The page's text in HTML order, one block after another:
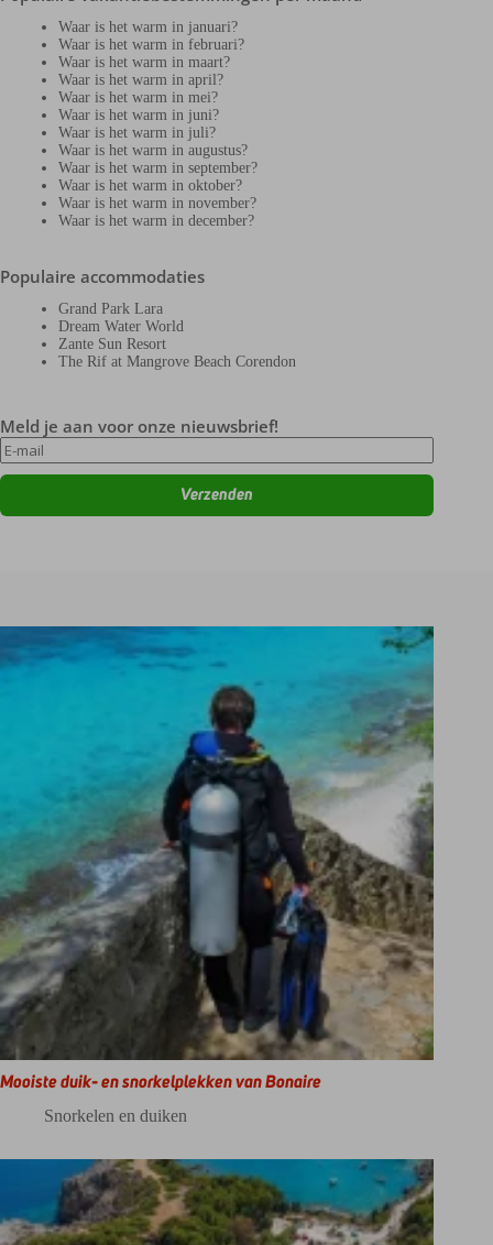
Waar is het warm in januari?
Waar is het warm in februari?
Waar is het warm in maart?
Waar is het warm in april?
Waar is het warm in mei?
Waar is het warm in juni?
Waar is het warm in juli?
Waar is het warm in augustus?
Waar is het warm in september?
Waar is het warm in oktober?
Waar is het warm in november?
Waar is het warm in december?
Populaire accommodaties
Grand Park Lara
Dream Water World
Zante Sun Resort
The Rif at Mangrove Beach Corendon
Meld je aan voor onze nieuwsbrief!
Mooiste duik- en snorkelplekken van Bonaire
Snorkelen en duiken